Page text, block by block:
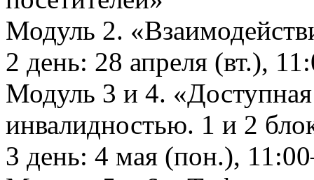
Модуль 2.
2 день: 28 апреля (вт.),
Модуль 3 и 4.
инвалидностью. 1 и 2
3 день: 4 мая (пон.),